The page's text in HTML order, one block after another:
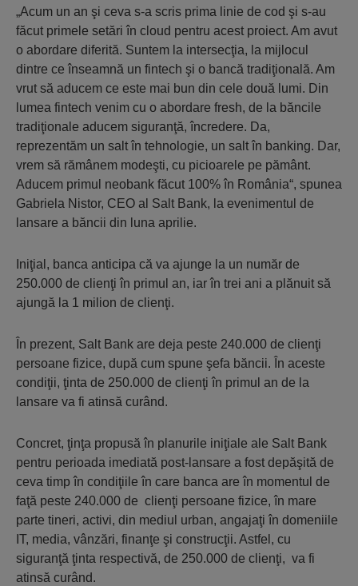
„Acum un an şi ceva s-a scris prima linie de cod şi s-au
făcut primele setări în cloud pentru acest proiect. Am avut
o abordare diferită. Suntem la intersecţia, la mijlocul
dintre ce înseamnă un fintech şi o bancă tradiţională. Am
vrut să aducem ce este mai bun din cele două lumi. Din
lumea fintech venim cu o abordare fresh, de la băncile
tradiţionale aducem siguranţă, încredere. Da,
reprezentăm un salt în tehnologie, un salt în banking. Dar,
vrem să rămânem modeşti, cu picioarele pe pământ.
Aducem primul neobank făcut 100% în România“, spunea
Gabriela Nistor, CEO al Salt Bank, la evenimentul de
lansare a băncii din luna aprilie.
Iniţial, banca anticipa că va ajunge la un număr de
250.000 de clienţi în primul an, iar în trei ani a plănuit să
ajungă la 1 milion de clienţi.
În prezent, Salt Bank are deja peste 240.000 de clienţi
persoane fizice, după cum spune şefa băncii. În aceste
condiţii, ţinta de 250.000 de clienţi în primul an de la
lansare va fi atinsă curând.
Concret, ţinţa propusă în planurile iniţiale ale Salt Bank
pentru perioada imediată post-lansare a fost depăşită de
ceva timp în condiţiile în care banca are în momentul de
faţă peste 240.000 de clienţi persoane fizice, în mare
parte tineri, activi, din mediul urban, angajaţi în domeniile
IT, media, vânzări, finanţe şi construcţii. Astfel, cu
siguranţă ţinta respectivă, de 250.000 de clienţi, va fi
atinsă curând.